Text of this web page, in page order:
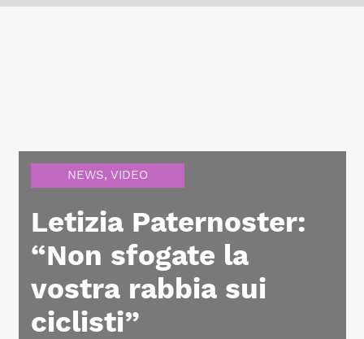
NEWS, VIDEO
Letizia Paternoster:
“Non sfogate la
vostra rabbia sui
ciclisti”